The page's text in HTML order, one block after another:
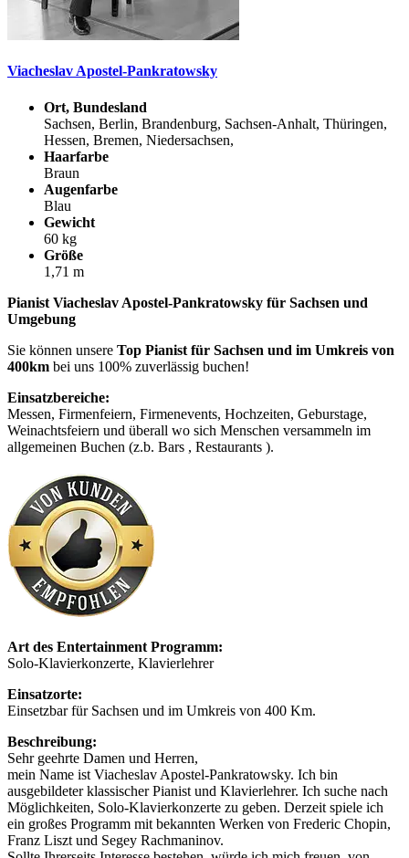
Viacheslav Apostel-Pankratowsky
Ort, Bundesland
Sachsen, Berlin, Brandenburg, Sachsen-Anhalt, Thüringen,
Hessen, Bremen, Niedersachsen,
Haarfarbe
Braun
Augenfarbe
Blau
Gewicht
60 kg
Größe
1,71 m
Pianist Viacheslav Apostel-Pankratowsky für Sachsen und
Umgebung
Sie können unsere Top Pianist für Sachsen und im Umkreis von
400km bei uns 100% zuverlässig buchen!
Einsatzbereiche:
Messen, Firmenfeiern, Firmenevents, Hochzeiten, Geburstage,
Weinachtsfeiern und überall wo sich Menschen versammeln im
allgemeinen Buchen (z.b. Bars , Restaurants ).
Art des Entertainment Programm:
Solo-Klavierkonzerte, Klavierlehrer
Einsatzorte:
Einsetzbar für Sachsen und im Umkreis von 400 Km.
Beschreibung:
Sehr geehrte Damen und Herren,
mein Name ist Viacheslav Apostel-Pankratowsky. Ich bin
ausgebildeter klassischer Pianist und Klavierlehrer. Ich suche nach
Möglichkeiten, Solo-Klavierkonzerte zu geben. Derzeit spiele ich
ein großes Programm mit bekannten Werken von Frederic Chopin,
Franz Liszt und Segey Rachmaninov.